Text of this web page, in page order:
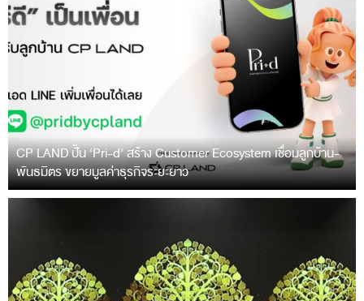
CP LAND ปั้น ‘Pri-d’ สร้าง Customer Ecosystem เชื่อมลูกบ้าน-
พันธมิตร ขยายมูลค่าธุรกิจระยะยาว